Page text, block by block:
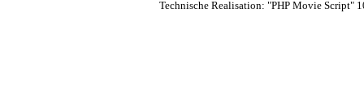
Technische Realisation: "PHP Movie Script"